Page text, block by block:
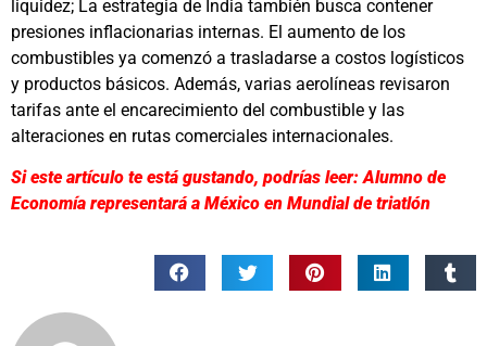
liquidez; La estrategia de India también busca contener
presiones inflacionarias internas. El aumento de los
combustibles ya comenzó a trasladarse a costos logísticos
y productos básicos. Además, varias aerolíneas revisaron
tarifas ante el encarecimiento del combustible y las
alteraciones en rutas comerciales internacionales.
Si este artículo te está gustando, podrías leer: Alumno de
Economía representará a México en Mundial de triatlón